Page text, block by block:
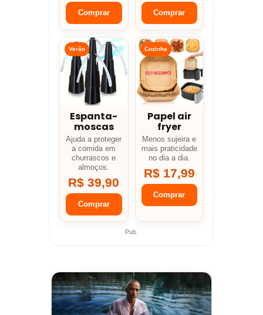
Comprar Comprar
Verão
Espanta-
moscas
Ajuda a proteger
a comida em
churrascos e
almoços.
R$ 39,90
Comprar
Cozinha
Papel air
fryer
Menos sujeira e
mais praticidade
no dia a dia.
R$ 17,99
Comprar
Pub.